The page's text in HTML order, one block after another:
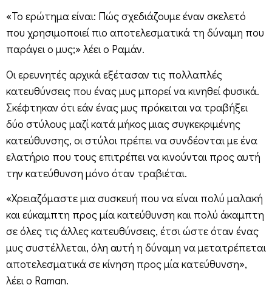
«Το ερώτημα είναι: Πώς σχεδιάζουμε έναν σκελετό
που χρησιμοποιεί πιο αποτελεσματικά τη δύναμη που
παράγει ο μυς;» λέει ο Ραμάν.
Οι ερευνητές αρχικά εξέτασαν τις πολλαπλές
κατευθύνσεις που ένας μυς μπορεί να κινηθεί φυσικά.
Σκέφτηκαν ότι εάν ένας μυς πρόκειται να τραβήξει
δύο στύλους μαζί κατά μήκος μιας συγκεκριμένης
κατεύθυνσης, οι στύλοι πρέπει να συνδέονται με ένα
ελατήριο που τους επιτρέπει να κινούνται προς αυτή
την κατεύθυνση μόνο όταν τραβιέται.
«Χρειαζόμαστε μια συσκευή που να είναι πολύ μαλακή
και εύκαμπτη προς μία κατεύθυνση και πολύ άκαμπτη
σε όλες τις άλλες κατευθύνσεις, έτσι ώστε όταν ένας
μυς συστέλλεται, όλη αυτή η δύναμη να μετατρέπεται
αποτελεσματικά σε κίνηση προς μία κατεύθυνση»,
λέει ο Raman.